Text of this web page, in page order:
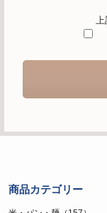
d）個人情報を第三
情報を第三者に提供
す。
的の通知・開示・内
よび第三者への提供
商品カテゴリー